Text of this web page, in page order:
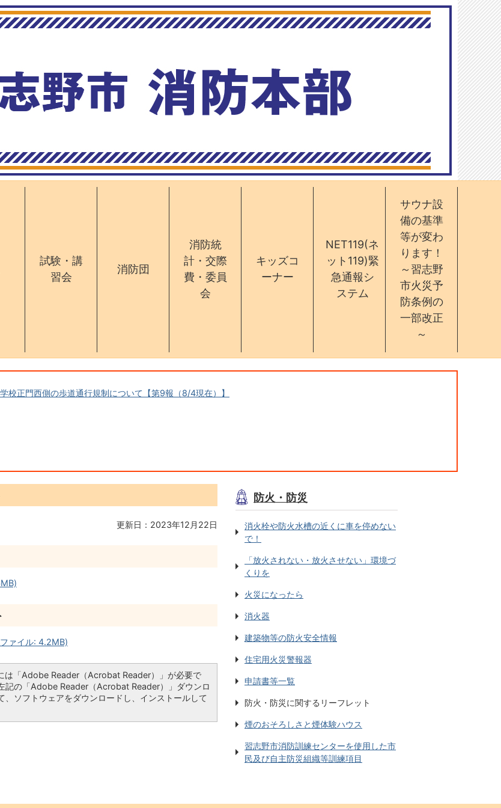
試験・講
習会
消防団
消防統
計・交際
費・委員
会
キッズコ
ーナー
NET119(ネ
ット119)緊
急通報シ
ステム
サウナ設
備の基準
等が変わ
ります！
～習志野
市火災予
防条例の
一部改正
～
校正門西側の歩道通行規制について【第9報（8/4現在）】
更新日：2023年12月22日
ァイル: 4.2MB)
は「Adobe Reader（Acrobat Reader）」が必要で
記の「Adobe Reader（Acrobat Reader）」ダウンロ
、ソフトウェアをダウンロードし、インストールして
防火・防災
消火栓や防火水槽の近くに車を停めない
で！
「放火されない・放火させない」環境づ
くりを
火災になったら
消火器
建築物等の防火安全情報
住宅用火災警報器
申請書等一覧
防火・防災に関するリーフレット
煙のおそろしさと煙体験ハウス
習志野市消防訓練センターを使用した市
民及び自主防災組織等訓練項目